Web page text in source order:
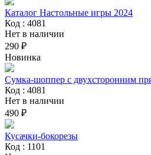
Каталог Настольные игры 2024
Код : 4081
Нет в наличии
290 ₽
Новинка
Сумка-шоппер с двухсторонним
Код : 4081
Нет в наличии
490 ₽
Кусачки-бокорезы
Код : 1101